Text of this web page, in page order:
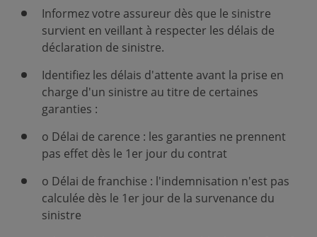
Informez votre assureur dès que le sinistre
survient en veillant à respecter les délais de
déclaration de sinistre.
Identifiez les délais d'attente avant la prise en
charge d'un sinistre au titre de certaines
garanties :
o Délai de carence : les garanties ne prennent
pas effet dès le 1er jour du contrat
o Délai de franchise : l'indemnisation n'est pas
calculée dès le 1er jour de la survenance du
sinistre